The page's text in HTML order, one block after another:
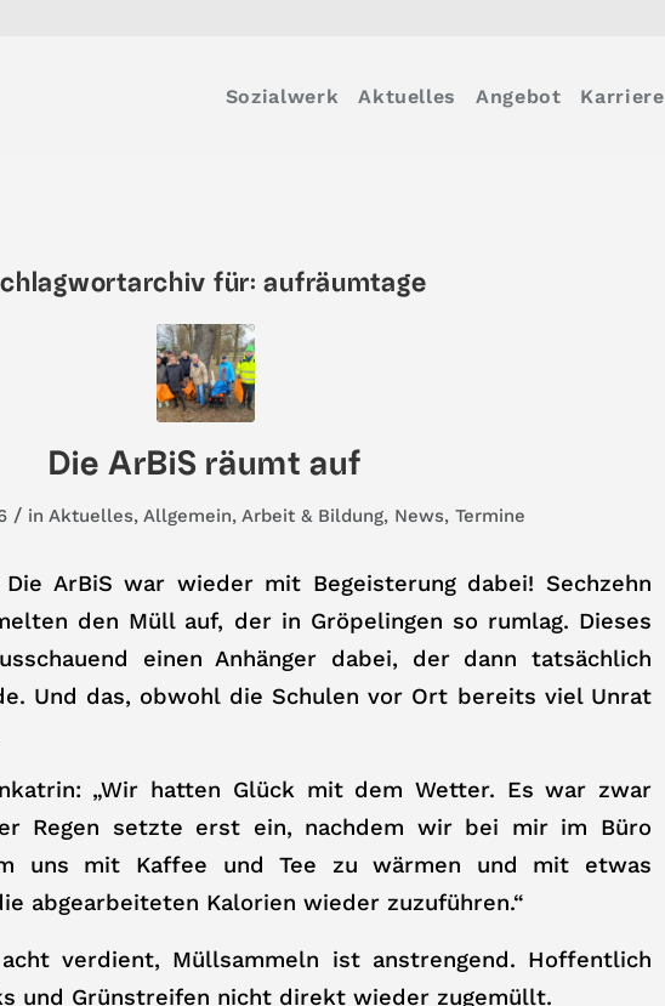
Sozialwerk Aktuelles Angebot Karriere
für:aufräumtage
Die ArBiS räumt auf
/ in Aktuelles, Allgemein, Arbeit & Bildung, News, Termine
Die ArBiS war wieder mit Begeisterung dabei! Sechzehn
den Müll auf, der in Gröpelingen so rumlag. Dieses
einen Anhänger dabei, der dann tatsächlich
Und das, obwohl die Schulen vor Ort bereits viel Unrat
„Wir hatten Glück mit dem Wetter. Es war zwar
Regen setzte erst ein, nachdem wir bei mir im Büro
uns mit Kaffee und Tee zu wärmen und mit etwas
abgearbeiteten Kalorien wieder zuzuführen.“
verdient, Müllsammeln ist anstrengend. Hoffentlich
und Grünstreifen nicht direkt wieder zugemüllt.